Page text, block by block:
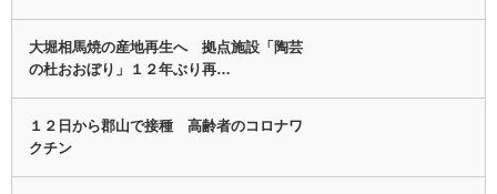
大堀相馬焼の産地再生へ 拠点施設「陶芸
の杜おおぼり」１２年ぶり再…
１２日から郡山で接種 高齢者のコロナワ
クチン